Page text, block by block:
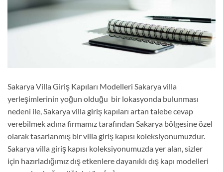
Sakarya Villa Giriş Kapıları Modelleri Sakarya villa
yerleşimlerinin yoğun olduğu bir lokasyonda bulunması
nedeni ile, Sakarya villa giriş kapıları artan talebe cevap
verebilmek adına firmamız tarafından Sakarya bölgesine özel
olarak tasarlanmış bir villa giriş kapısı koleksiyonumuzdur.
Sakarya villa giriş kapısı koleksiyonumuzda yer alan, sizler
için hazırladığımız dış etkenlere dayanıklı dış kapı modelleri